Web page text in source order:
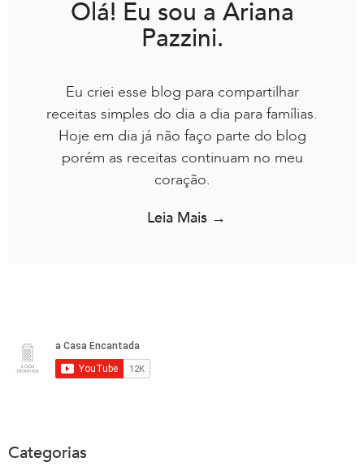
Olá! Eu sou a Ariana
Pazzini.
Eu criei esse blog para compartilhar
receitas simples do dia a dia para famílias.
Hoje em dia já não faço parte do blog
porém as receitas continuam no meu
coração.
Leia Mais →
Categorias